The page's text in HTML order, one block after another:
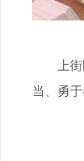
上街区
当、勇